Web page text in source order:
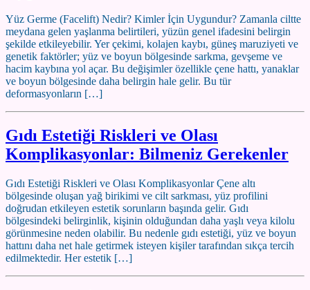
Yüz Germe (Facelift) Nedir? Kimler İçin Uygundur? Zamanla ciltte
meydana gelen yaşlanma belirtileri, yüzün genel ifadesini belirgin
şekilde etkileyebilir. Yer çekimi, kolajen kaybı, güneş maruziyeti ve
genetik faktörler; yüz ve boyun bölgesinde sarkma, gevşeme ve
hacim kaybına yol açar. Bu değişimler özellikle çene hattı, yanaklar
ve boyun bölgesinde daha belirgin hale gelir. Bu tür
deformasyonların […]
Gıdı Estetiği Riskleri ve Olası
Komplikasyonlar: Bilmeniz Gerekenler
Gıdı Estetiği Riskleri ve Olası Komplikasyonlar Çene altı
bölgesinde oluşan yağ birikimi ve cilt sarkması, yüz profilini
doğrudan etkileyen estetik sorunların başında gelir. Gıdı
bölgesindeki belirginlik, kişinin olduğundan daha yaşlı veya kilolu
görünmesine neden olabilir. Bu nedenle gıdı estetiği, yüz ve boyun
hattını daha net hale getirmek isteyen kişiler tarafından sıkça tercih
edilmektedir. Her estetik […]